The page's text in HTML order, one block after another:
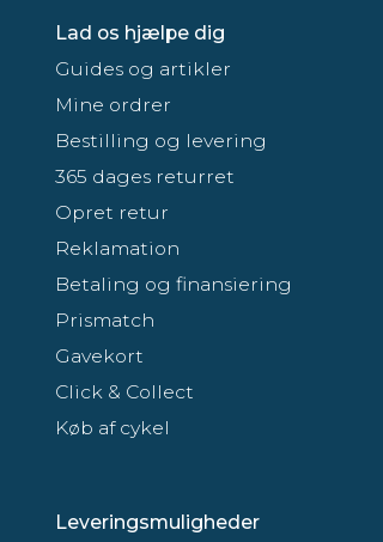
Lad os hjælpe dig
Guides og artikler
Mine ordrer
Bestilling og levering
365 dages returret
Opret retur
Reklamation
Betaling og finansiering
Prismatch
Gavekort
Click & Collect
Køb af cykel
Leveringsmuligheder